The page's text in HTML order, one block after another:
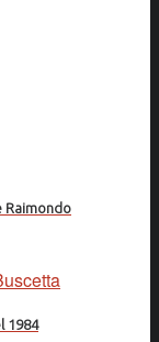
Raimondo
1984